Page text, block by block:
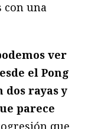
con una
ver
el Pong
dos rayas y
parece